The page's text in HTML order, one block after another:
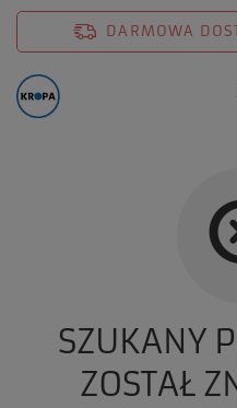
DARMOWA
SZUKANY
ZOSTAŁ